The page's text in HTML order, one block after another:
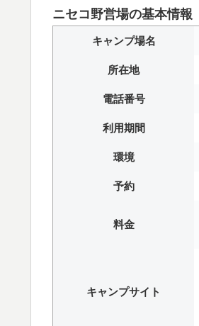
ニセコ野営場の基本情報
キャンプ場名
所在地
電話番号
利用期間
環境
予約
料金
キャンプサイト